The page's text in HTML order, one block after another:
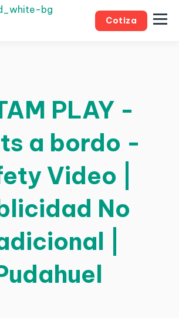
Cotiza
PLAY -
a bordo -
Video |
No
|